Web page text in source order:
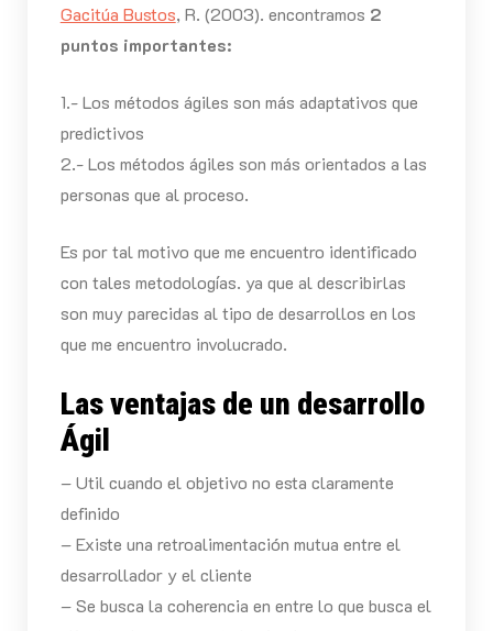
Gacitúa Bustos, R. (2003). encontramos 2
puntos importantes:
1.- Los métodos ágiles son más adaptativos que
predictivos
2.- Los métodos ágiles son más orientados a las
personas que al proceso.
Es por tal motivo que me encuentro identificado
con tales metodologías. ya que al describirlas
son muy parecidas al tipo de desarrollos en los
que me encuentro involucrado.
Las ventajas de un desarrollo
Ágil
– Util cuando el objetivo no esta claramente
definido
– Existe una retroalimentación mutua entre el
desarrollador y el cliente
– Se busca la coherencia en entre lo que busca el